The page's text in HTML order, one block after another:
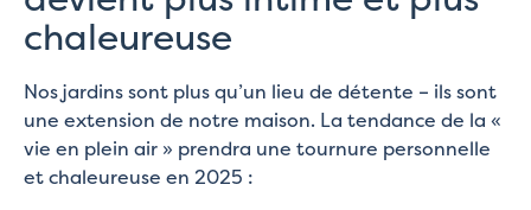
chaleureuse
Nos jardins sont plus qu’un lieu de détente – ils sont
une extension de notre maison. La tendance de la «
vie en plein air » prendra une tournure personnelle
et chaleureuse en 2025 :